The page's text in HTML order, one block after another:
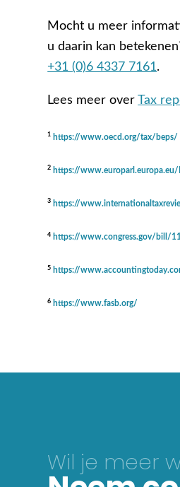
Mocht u meer
u daarin kan
+31 (0)6 4337 7161.
Lees meer overTax
1 https://www.oecd.org/tax/beps/
2 https://
3 https://
4 https://www.congress.gov/bill/
5 https://
6 https://www.fasb.org/
Wil je meer